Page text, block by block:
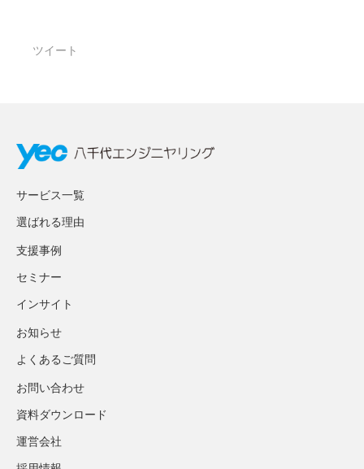
ツイート
サービス一覧
選ばれる理由
支援事例
セミナー
インサイト
お知らせ
よくあるご質問
お問い合わせ
資料ダウンロード
運営会社